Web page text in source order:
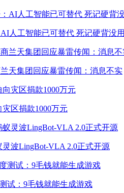
人工智能已可替代 死记硬背没用
天集团回应暴雷传闻：消息不实
区捐款1000万元
波LingBot-VLA 2.0正式开源
试：9毛钱就能生成游戏